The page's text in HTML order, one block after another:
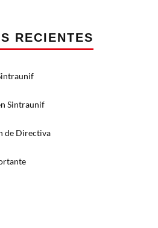
RECIENTES
Sintraunif
de Directiva